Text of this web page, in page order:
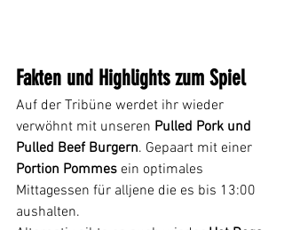
Fakten und Highlights zum Spiel
Auf der Tribüne werdet ihr wieder
verwöhnt mit unseren Pulled Pork und
Pulled Beef Burgern. Gepaart mit einer
Portion Pommes ein optimales
Mittagessen für alljene die es bis 13:00
aushalten.